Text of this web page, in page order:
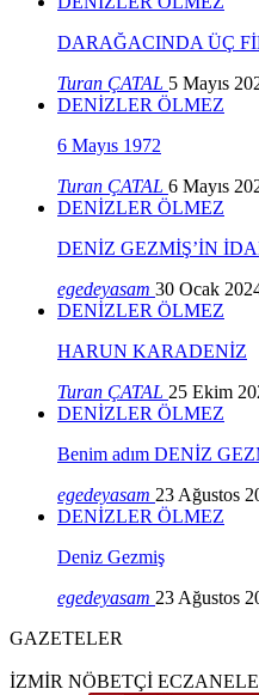
DARAĞACINDA ÜÇ
Turan ÇATAL 5 Mayıs
DENİZLER ÖLMEZ
6 Mayıs 1972
Turan ÇATAL 6 Mayıs
DENİZLER ÖLMEZ
DENİZ GEZMİŞ’İN
egedeyasam 30 Ocak
DENİZLER ÖLMEZ
HARUN KARADENİZ
Turan ÇATAL 25 Ekim
DENİZLER ÖLMEZ
Benim adım DENİZ
egedeyasam 23 Ağustos
DENİZLER ÖLMEZ
Deniz Gezmiş
egedeyasam 23 Ağustos
GAZETELER
İZMİR NÖBETÇİ